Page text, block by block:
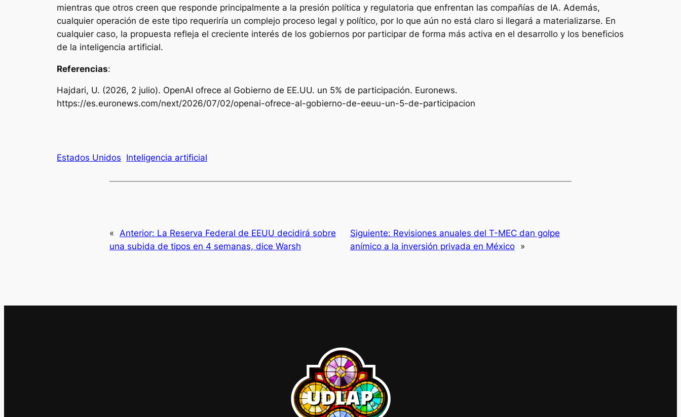
mientras que otros creen que responde principalmente a la presión política y regulatoria que enfrentan las compañías de IA. Además,
cualquier operación de este tipo requeriría un complejo proceso legal y político, por lo que aún no está claro si llegará a materializarse. En
cualquier caso, la propuesta refleja el creciente interés de los gobiernos por participar de forma más activa en el desarrollo y los beneficios
de la inteligencia artificial.
Referencias:
Hajdari, U. (2026, 2 julio). OpenAI ofrece al Gobierno de EE.UU. un 5% de participación. Euronews.
https://es.euronews.com/next/2026/07/02/openai-ofrece-al-gobierno-de-eeuu-un-5-de-participacion
Estados Unidos Inteligencia artificial
« Anterior: La Reserva Federal de EEUU decidirá sobre
una subida de tipos en 4 semanas, dice Warsh
Siguiente: Revisiones anuales del T-MEC dan golpe
anímico a la inversión privada en México
»